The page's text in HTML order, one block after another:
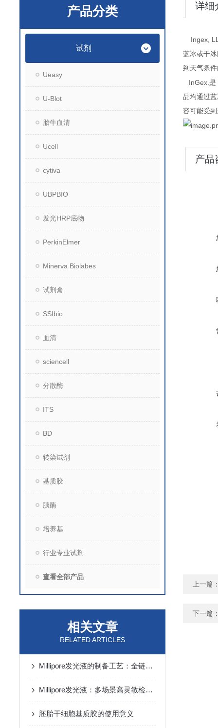
产品分类
试剂
Ueasy
U-Blot
胎牛血清
Ucell
cytiva
UBPBIO
发光HRP底物
PerkinElmer
Minerva Biolabes
试剂盒
SSIbio
血清
sciencell
分散酶
ITS
BD
转染试剂
基质胶
胰酶
培养基
行业专业试剂
查看全部产品
相关文章
RELATED ARTICLES
Millipore发光液的制备工艺：全链路质控保障检测性能稳定
Millipore发光液：多场景高灵敏检测的核心试剂支撑
胚胎干细胞基质胶的使用意义
详细
Ingex,
蓝冰或干
到天气条
InGex. 是
品均通过
容可能受
产品
上一篇
下一篇